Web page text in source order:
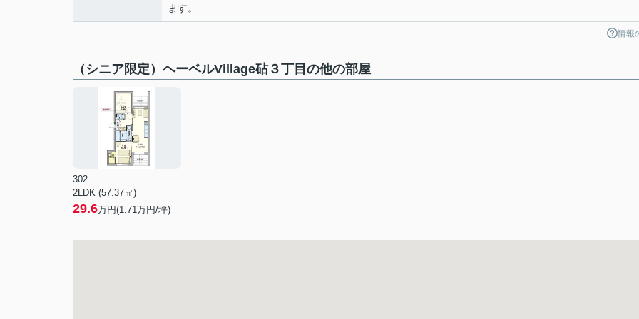
ます。
情報
（シニア限定）ヘーベルVillage砧３丁目の他の部屋
302
2LDK (57.37㎡)
29.6万円(1.71万円/坪)